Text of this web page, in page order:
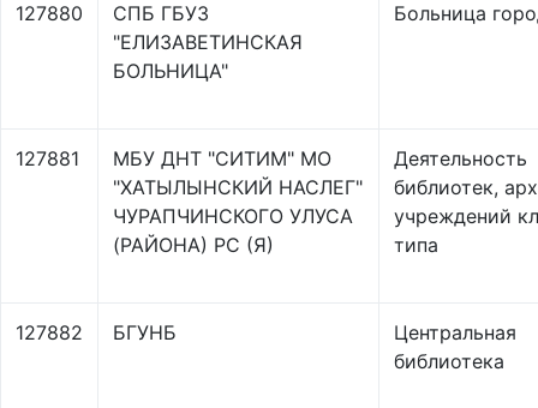
127880
СПБ ГБУЗ
"ЕЛИЗАВЕТИНСКАЯ
БОЛЬНИЦА"
Больница
127881
МБУ ДНТ "СИТИМ" МО
"ХАТЫЛЫНСКИЙ НАСЛЕГ"
ЧУРАПЧИНСКОГО УЛУСА
(РАЙОНА) РС (Я)
Деятельность
библиотек,
учреждений
типа
127882 БГУНБ
Центральная
библиотека